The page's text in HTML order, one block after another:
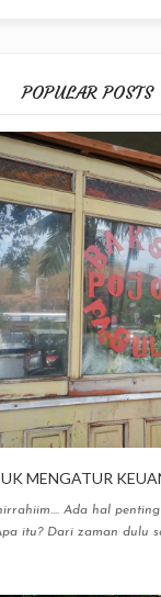
POPULAR POSTS
MENGATUR
Ada hal
itu? Dari zaman dulu